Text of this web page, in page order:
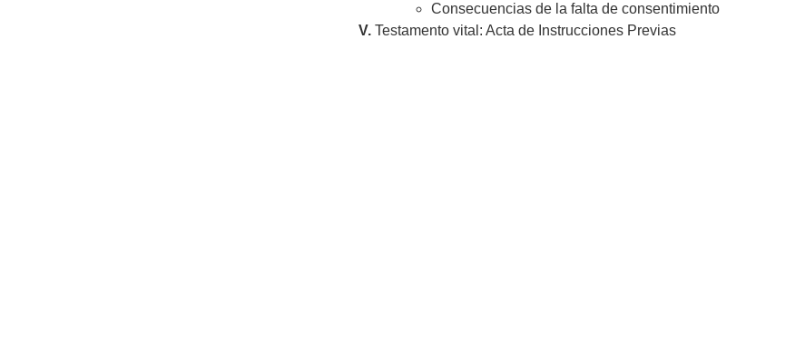
Consecuencias de la falta de consentimiento
V. Testamento vital: Acta de Instrucciones Previas